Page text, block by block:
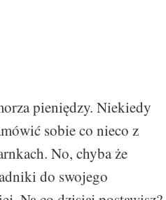
pieniędzy. Niekiedy
sobie co nieco z
No, chyba że
do swojego